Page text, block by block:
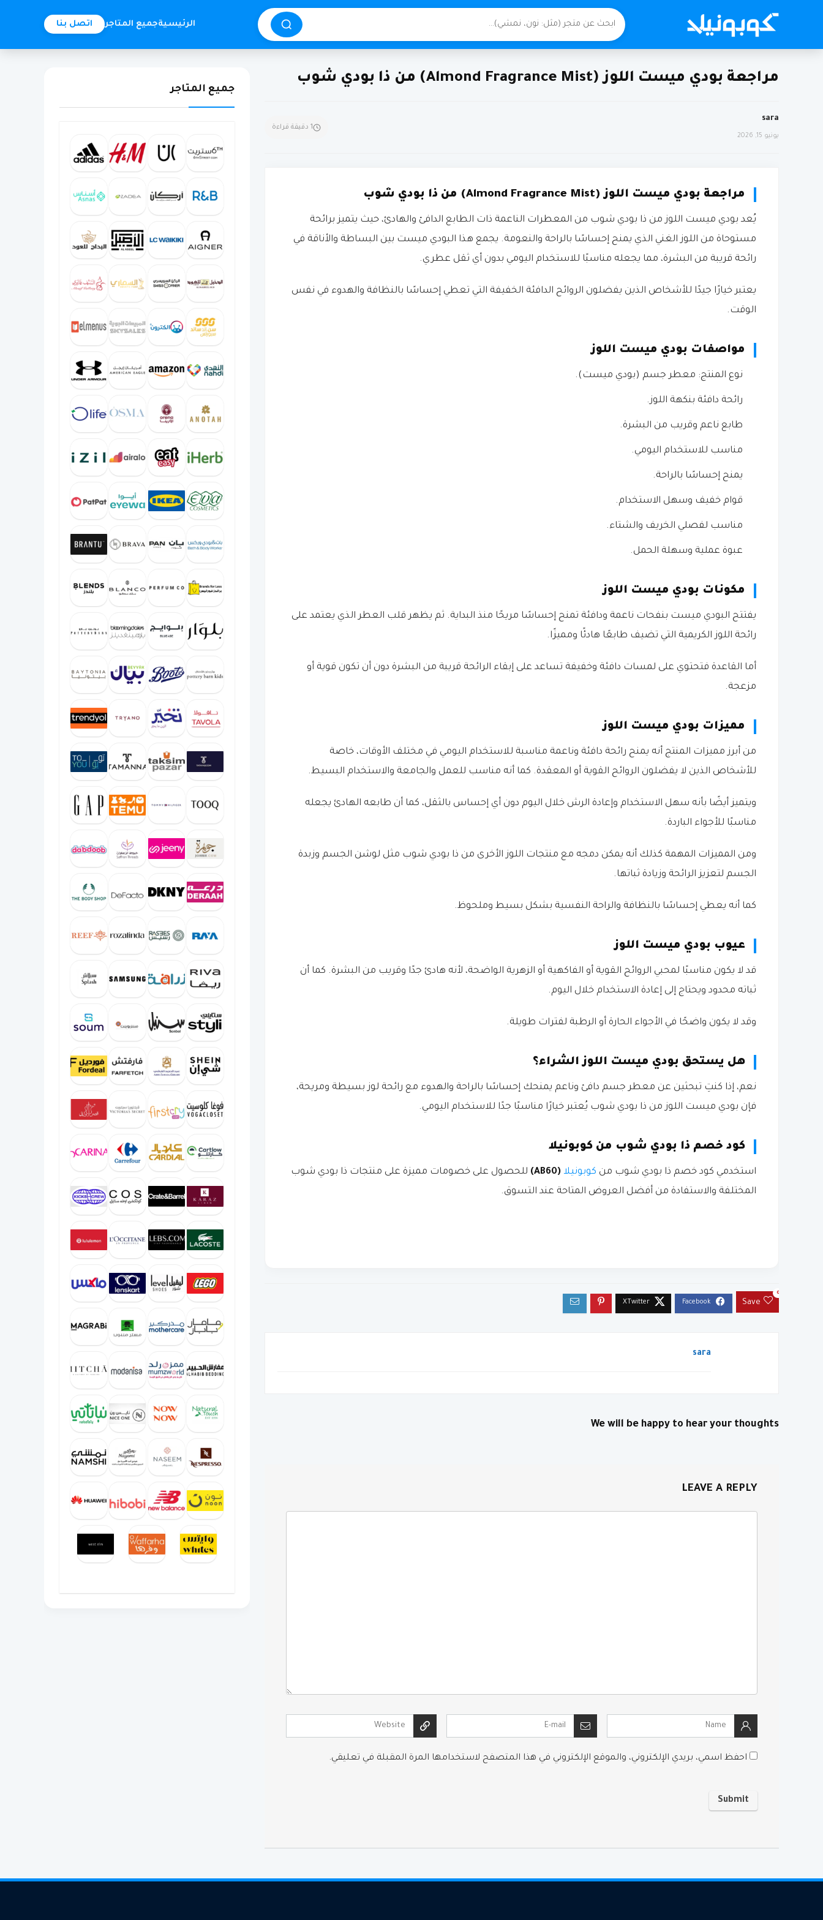
الرئيسيةجميع المتاجر اتصل بنا
مراجعة بودي ميست اللوز (Almond Fragrance Mist) من ذا بودي شوب
sara
يونيو 15, 2026
1 دقيقة قراءة
مراجعة بودي ميست اللوز (Almond Fragrance Mist) من ذا بودي شوب
يُعد بودي ميست اللوز من ذا بودي شوب من المعطرات الناعمة ذات الطابع الدافئ والهادئ، حيث يتميز برائحة
مستوحاة من اللوز الغني الذي يمنح إحساسًا بالراحة والنعومة. يجمع هذا البودي ميست بين البساطة والأناقة في
رائحة قريبة من البشرة، مما يجعله مناسبًا للاستخدام اليومي بدون أي ثقل عطري.
يعتبر خيارًا جيدًا للأشخاص الذين يفضلون الروائح الدافئة الخفيفة التي تعطي إحساسًا بالنظافة والهدوء في نفس
الوقت.
مواصفات بودي ميست اللوز
نوع المنتج: معطر جسم (بودي ميست).
رائحة دافئة بنكهة اللوز.
طابع ناعم وقريب من البشرة.
مناسب للاستخدام اليومي.
يمنح إحساسًا بالراحة.
قوام خفيف وسهل الاستخدام.
مناسب لفصلي الخريف والشتاء.
عبوة عملية وسهلة الحمل.
مكونات بودي ميست اللوز
يفتتح البودي ميست بنفحات ناعمة ودافئة تمنح إحساسًا مريحًا منذ البداية. ثم يظهر قلب العطر الذي يعتمد على
رائحة اللوز الكريمية التي تضيف طابعًا هادئًا ومميزًا.
أما القاعدة فتحتوي على لمسات دافئة وخفيفة تساعد على إبقاء الرائحة قريبة من البشرة دون أن تكون قوية أو
مزعجة.
مميزات بودي ميست اللوز
من أبرز مميزات المنتج أنه يمنح رائحة دافئة وناعمة مناسبة للاستخدام اليومي في مختلف الأوقات، خاصة
للأشخاص الذين لا يفضلون الروائح القوية أو المعقدة. كما أنه مناسب للعمل والجامعة والاستخدام البسيط.
ويتميز أيضًا بأنه سهل الاستخدام وإعادة الرش خلال اليوم دون أي إحساس بالثقل، كما أن طابعه الهادئ يجعله
مناسبًا للأجواء الباردة.
ومن المميزات المهمة كذلك أنه يمكن دمجه مع منتجات اللوز الأخرى من ذا بودي شوب مثل لوشن الجسم وزبدة
الجسم لتعزيز الرائحة وزيادة ثباتها.
كما أنه يعطي إحساسًا بالنظافة والراحة النفسية بشكل بسيط وملحوظ.
عيوب بودي ميست اللوز
قد لا يكون مناسبًا لمحبي الروائح القوية أو الفاكهية أو الزهرية الواضحة، لأنه هادئ جدًا وقريب من البشرة. كما أن
ثباته محدود ويحتاج إلى إعادة الاستخدام خلال اليوم.
وقد لا يكون واضحًا في الأجواء الحارة أو الرطبة لفترات طويلة.
هل يستحق بودي ميست اللوز الشراء؟
نعم، إذا كنتِ تبحثين عن معطر جسم دافئ وناعم يمنحك إحساسًا بالراحة والهدوء مع رائحة لوز بسيطة ومريحة،
فإن بودي ميست اللوز من ذا بودي شوب يُعتبر خيارًا مناسبًا جدًا للاستخدام اليومي.
كود خصم ذا بودي شوب من كوبونيلا
استخدمي كود خصم ذا بودي شوب من كوبونيلا (AB60)
للحصول على خصومات مميزة على منتجات ذا بودي شوب
المختلفة والاستفادة من أفضل العروض المتاحة عند التسوق.
Save
0
sara
We will be happy to hear your thoughts
LEAVE A REPLY
احفظ اسمي، بريدي الإلكتروني، والموقع الإلكتروني في هذا المتصفح لاستخدامها المرة المقبلة في تعليقي.